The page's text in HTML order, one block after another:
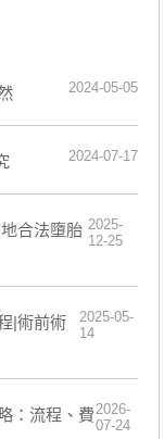
2024-05-05
2024-07-17
合法墮胎 2025-
12-25
|術前術
2025-05-
14
：流程、費2026-
07-24